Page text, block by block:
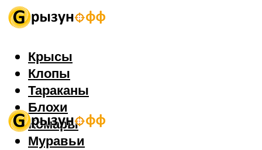
Крысы
Клопы
Тараканы
Блохи
Комары
Муравьи